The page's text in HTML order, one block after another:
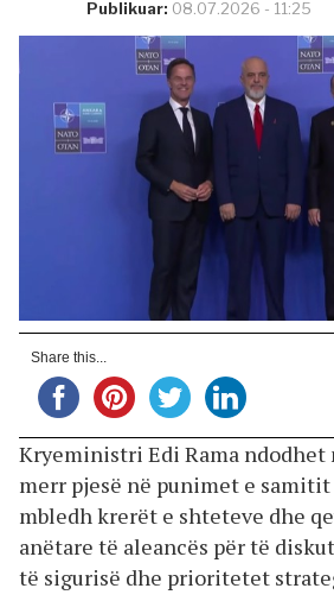
Publikuar: 08.07.2026 - 11:25
Share this...
Kryeministri Edi Rama ndodhet
merr pjesë në punimet e samitit
mbledh krerët e shteteve dhe
anëtare të aleancës për të
të sigurisë dhe prioritetet